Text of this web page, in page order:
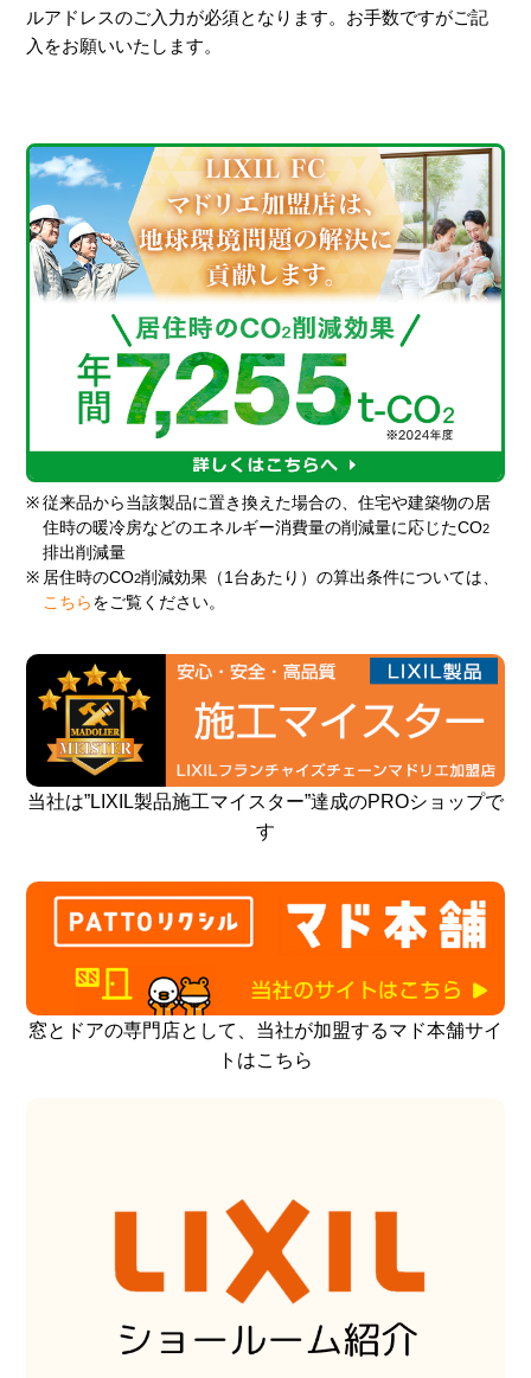
ルアドレスのご入力が必須となります。お手数ですがご記
入をお願いいたします。
※ 従来品から当該製品に置き換えた場合の、住宅や建築物の居
住時の暖冷房などのエネルギー消費量の削減量に応じたCO2
排出削減量
※ 居住時のCO2削減効果（1台あたり）の算出条件については、
こちら をご覧ください。
当社は”LIXIL製品施工マイスター”達成のPROショップで
す
窓とドアの専門店として、当社が加盟するマド本舗サイ
トはこちら